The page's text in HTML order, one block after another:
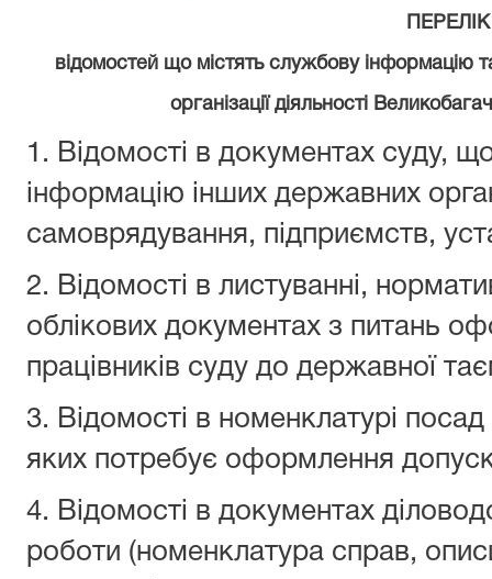
ПЕРЕЛІК
відомостей що містять службову інформацію
організації діяльності
1. Відомості в документах суду,
інформацію інших державних
самоврядування, підприємств,
2. Відомості в листуванні,
облікових документах з питань
працівників суду до державної
3. Відомості в номенклатурі посад
яких потребує оформлення
4. Відомості в документах
роботи (номенклатура справ,